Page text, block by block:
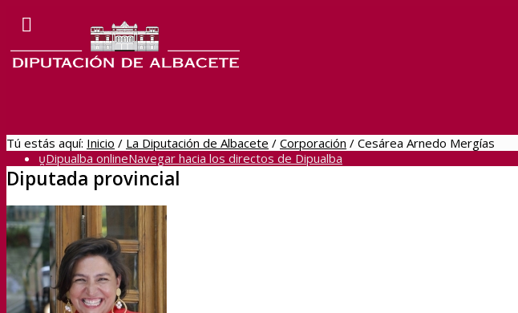
Dipualba onlineNavegar hacia los directos de Dipualba
BOP
Sede Electrónica
Tú estás aquí: Inicio / La Diputación de Albacete / Corporación / Cesárea Arnedo Mergías
Diputada provincial